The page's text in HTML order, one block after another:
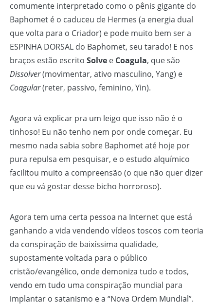
comumente interpretado como o pênis gigante do
Baphomet é o caduceu de Hermes (a energia dual
que volta para o Criador) e pode muito bem ser a
ESPINHA DORSAL do Baphomet, seu tarado! E nos
braços estão escrito Solve e Coagula, que são
Dissolver(movimentar, ativo masculino, Yang) e
Coagular(reter, passivo, feminino, Yin).
Agora vá explicar pra um leigo que isso não é o
tinhoso! Eu não tenho nem por onde começar. Eu
mesmo nada sabia sobre Baphomet até hoje por
pura repulsa em pesquisar, e o estudo alquímico
facilitou muito a compreensão (o que não quer dizer
que eu vá gostar desse bicho horroroso).
Agora tem uma certa pessoa na Internet que está
ganhando a vida vendendo vídeos toscos com teoria
da conspiração de baixíssima qualidade,
supostamente voltada para o público
cristão/evangélico, onde demoniza tudo e todos,
vendo em tudo uma conspiração mundial para
implantar o satanismo e a “Nova Ordem Mundial”.